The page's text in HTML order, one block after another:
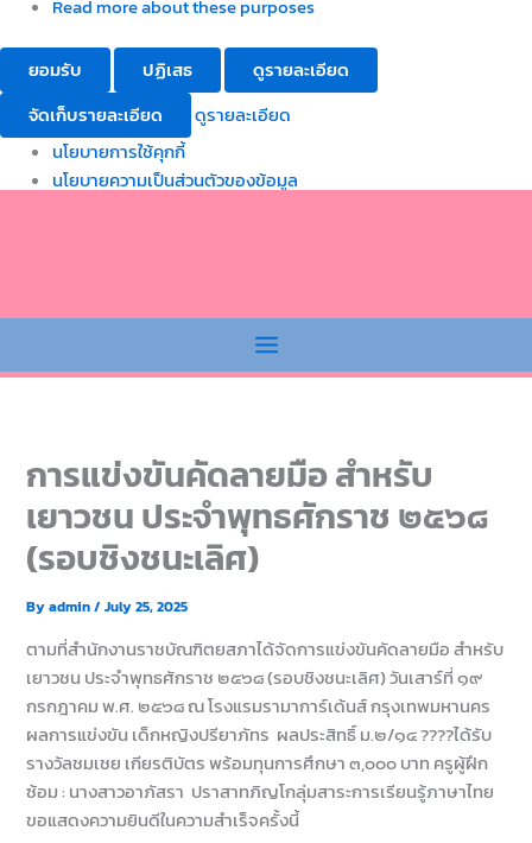
Read more about these purposes
ยอมรับ ปฏิเสธ
ดูรายละเอียด
จัดเก็บรายละเอียด
ดูรายละเอียด
นโยบายการใช้คุกกี้
นโยบายความเป็นส่วนตัวของข้อมูล
การแข่งขันคัดลายมือ สำหรับ
เยาวชน ประจำพุทธศักราช ๒๕๖๘
(รอบชิงชนะเลิศ)
Byadmin/July 25, 2025
ตามที่สำนักงานราชบัณฑิตยสภาได้จัดการแข่งขันคัดลายมือ สำหรับ
เยาวชน ประจำพุทธศักราช ๒๕๖๘ (รอบชิงชนะเลิศ) วันเสาร์ที่ ๑๙
กรกฎาคม พ.ศ. ๒๕๖๘ ณ โรงแรมรามาการ์เด้นส์ กรุงเทพมหานคร
ผลการแข่งขัน เด็กหญิงปรียาภัทร ผลประสิทธิ์ ม.๒/๑๔ ????ได้รับ
รางวัลชมเชย เกียรติบัตร พร้อมทุนการศึกษา ๓,๐๐๐ บาท ครูผู้ฝึก
ซ้อม : นางสาวอาภัสรา ปราสาทภิญโกลุ่มสาระการเรียนรู้ภาษาไทย
ขอแสดงความยินดีในความสำเร็จครั้งนี้